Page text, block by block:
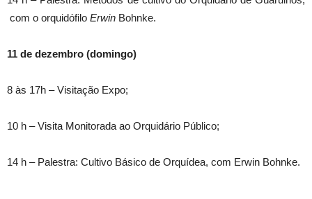
com o orquidófilo Erwin Bohnke.
11 de dezembro (domingo)
8 às 17h – Visitação Expo;
10 h – Visita Monitorada ao Orquidário Público;
14 h – Palestra: Cultivo Básico de Orquídea, com Erwin Bohnke.